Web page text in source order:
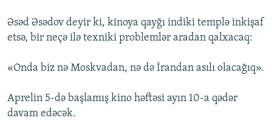
Əsəd Əsədov deyir ki, kinoya qayğı indiki templə inkişaf
etsə, bir neçə ilə texniki problemlər aradan qalxacaq:
«Onda biz nə Moskvadan, nə də İrandan asılı olacağıq».
Aprelin 5-də başlamış kino həftəsi ayın 10-a qədər
davam edəcək.